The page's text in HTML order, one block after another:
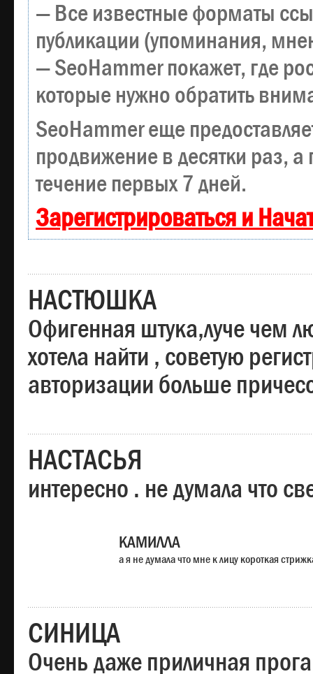
— Все известные форматы
публикации (упоминания,
— SeoHammer покажет, где
которые нужно обратить
SeoHammer еще
продвижение в десятки раз, а
течение первых 7 дней.
Зарегистрироваться и
НАСТЮШКА
Офигенная штука,луче чем
хотела найти , советую
авторизации больше
НАСТАСЬЯ
интересно . не думала что
КАМИЛЛА
а я не думала что мне к лицу короткая
СИНИЦА
Очень даже приличная